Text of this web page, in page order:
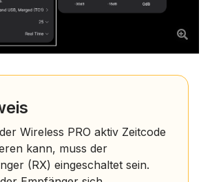
Wireless PRO aktiv Zeitcode
kann, muss der
(RX) eingeschaltet sein.